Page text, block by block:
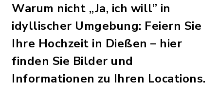
Warum nicht „Ja, ich will” in
idyllischer Umgebung: Feiern Sie
Ihre Hochzeit in Dießen – hier
finden Sie Bilder und
Informationen zu Ihren Locations.